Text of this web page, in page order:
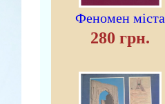
Феномен міста
280 грн.